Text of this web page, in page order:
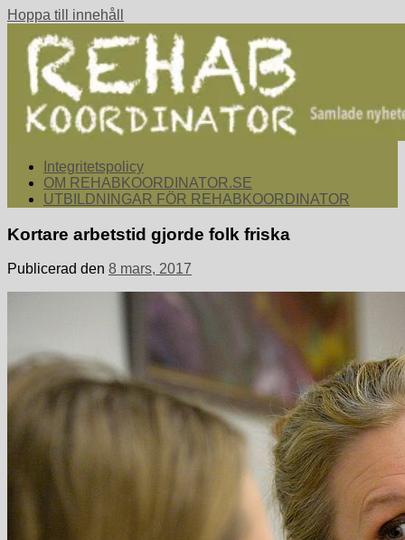
Hoppa till innehåll
rehabkoordinator.se
Samlade nyheter för dig som arbetar med att koordinera och
samordna rehabiliterande åtgärder för återgång i arbete.
Integritetspolicy
OM REHABKOORDINATOR.SE
UTBILDNINGAR FÖR REHABKOORDINATOR
Kortare arbetstid gjorde folk friska
Publicerad den 8 mars, 2017